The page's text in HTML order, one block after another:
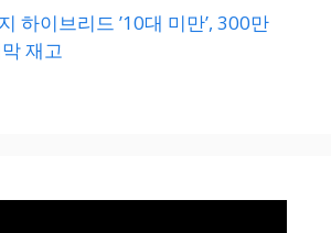
하이브리드 ’10대 미만’, 300만
재고